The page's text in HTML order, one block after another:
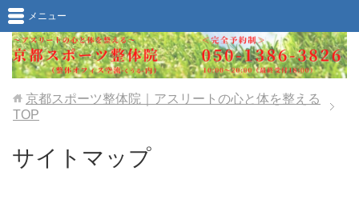
メニュー
京都スポーツ整体院｜アスリートの心と体を整える
TOP
サイトマップ